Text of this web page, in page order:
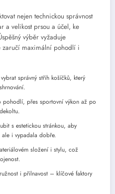
nejen technickou správnost
a velikost prsou a účel, ke
výběr vyžaduje
zaručí maximální pohodlí i
správný střih košíčků, který
přes sportovní výkon až po
s estetickou stránkou, aby
i vypadala dobře.
složení i stylu, což
i přilnavost – klíčové faktory